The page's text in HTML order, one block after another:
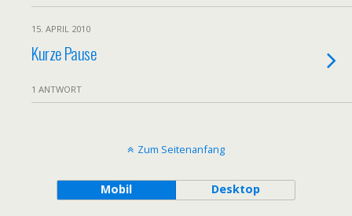
15. APRIL 2010
Kurze Pause
1 ANTWORT
Zum Seitenanfang
Mobil Desktop